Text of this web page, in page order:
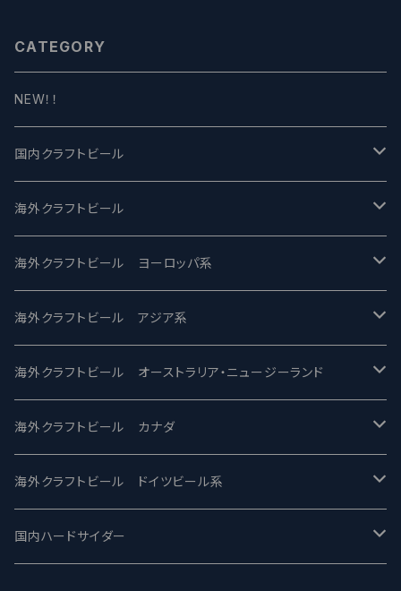
CATEGORY
NEW！！
国内クラフトビール
UCHU BREWING -うちゅうブルーイング
バテレ -VERTERE
2nd Story Ale Works -セカンドストーリー
ビアへるん - Beer Hearn
忽布古丹醸造 - HOP KOTAN
ワイマーケットブルーイング Y.Market Brewing
志賀高原ビール - SIGAKOGEN
海外クラフトビール
Modern Times モダンタイムズ
Maui マウイ
Toppling Goliath トップリンゴライアス
Fair State フェアステイト
Lagunitas ラグニタス
FirestoneWalker ファイアストーン
海外クラフトビール ヨーロッパ系
UnBarred -アンバード
SAIREN /サイレン
ワイルドチャイルド - Wilde Child
BrewDog Brewery - ブリュードッグ
The Flying Inn / ザ フライイング イン
海外クラフトビール アジア系
gweilo-鬼佬 グウァイロ
Heart Of Darkness - ハートオブダークネス
Carbon brews -カーボン
TAIHU - タイフー
海外クラフトビール オーストラリア・ニュージーランド
ROCKY RIDGE - ロッキーリッジ
BODRIGGY BREWING ボッドリッジー
CO-CONSPIRATORS コ・コンスピレーターズ
海外クラフトビール カナダ
Jackie O's ジャッキーオーズ
Westbrook ウェストブルック
海外クラフトビール ドイツビール系
Karmeliten カーメリテン
国内ハードサイダー